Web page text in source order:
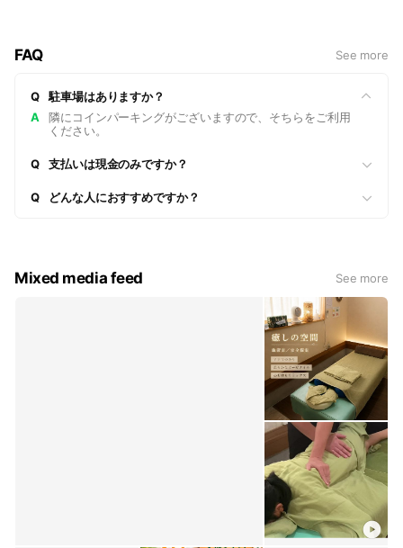
す。
⸻
■ お子様連れOK
安心して施術を受けていただけます。
FAQ See more
Q
駐車場はありますか？
A
隣にコインパーキングがございますので、そちらをご利用
ください。
Q 支払いは現金のみですか？
Q どんな人におすすめですか？
Mixed media feed See more